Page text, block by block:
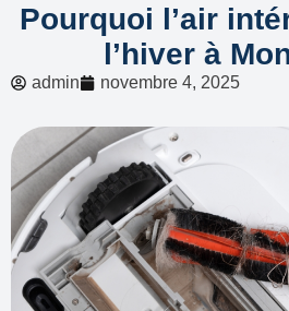
Pourquoi l’air
l’hiver à
admin novembre 4, 2025